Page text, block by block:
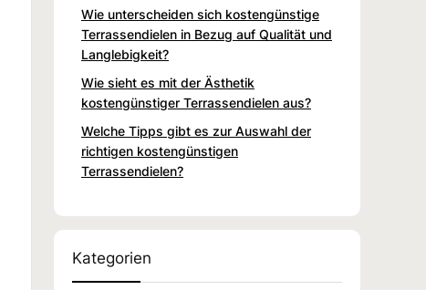
Wie unterscheiden sich kostengünstige
Terrassendielen in Bezug auf Qualität und
Langlebigkeit?
Wie sieht es mit der Ästhetik
kostengünstiger Terrassendielen aus?
Welche Tipps gibt es zur Auswahl der
richtigen kostengünstigen
Terrassendielen?
Kategorien